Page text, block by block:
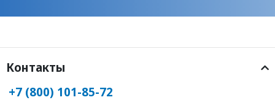
Контакты
+7 (800) 101-85-72